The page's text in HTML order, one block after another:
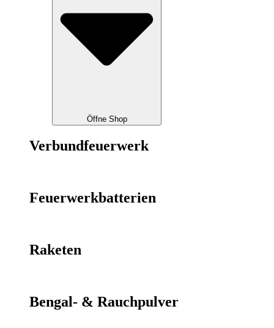
Öffne Shop
Verbundfeuerwerk
Feuerwerkbatterien
Raketen
Bengal- & Rauchpulver